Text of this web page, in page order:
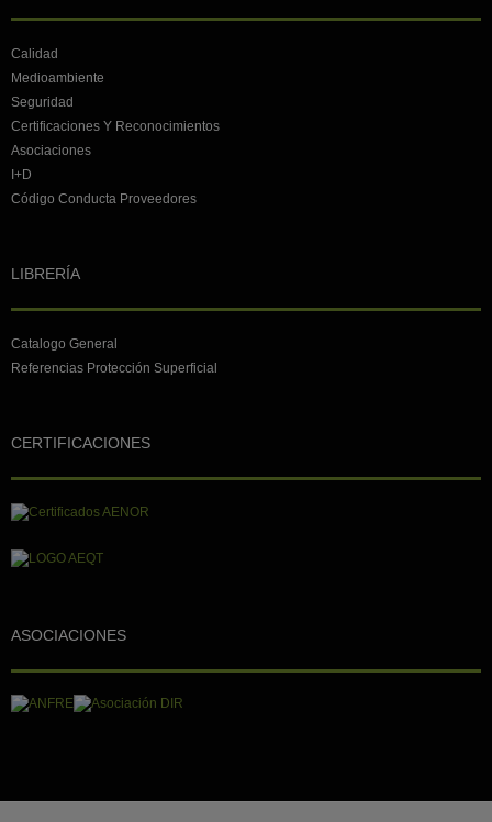
Calidad
Medioambiente
Seguridad
Certificaciones Y Reconocimientos
Asociaciones
I+D
Código Conducta Proveedores
LIBRERÍA
Catalogo General
Referencias Protección Superficial
CERTIFICACIONES
ASOCIACIONES